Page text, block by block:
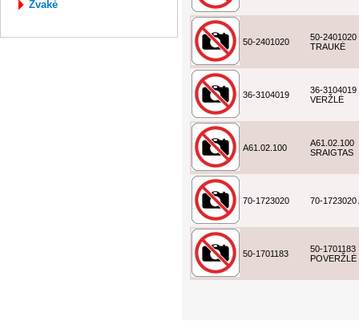
žvakė
50-2401020
50-2401020
TRAUKĖ
36-3104019
36-3104019
VERŽLĖ
A61.02.100
A61.02.100
SRAIGTAS
70-1723020 70-1723020
50-1701183
50-1701183
POVERŽLĖ